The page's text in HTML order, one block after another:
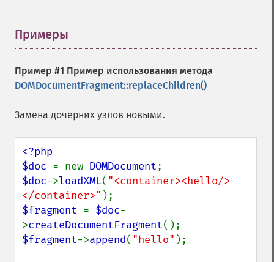
Примеры
Пример #1 Пример использования метода
DOMDocumentFragment::replaceChildren()
Замена дочерних узлов новыми.
<?php
$doc = new DOMDocument
$doc->loadXML( "<container><hello/>
</container>"
$fragment = $doc-
>createDocumentFragment
$fragment->append( "hello" );